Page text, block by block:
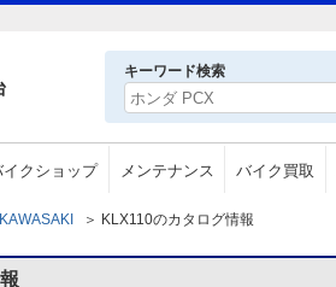
キーワード検索
イクショップ メンテナンス バイク買取
＞ KLX110のカタログ情報